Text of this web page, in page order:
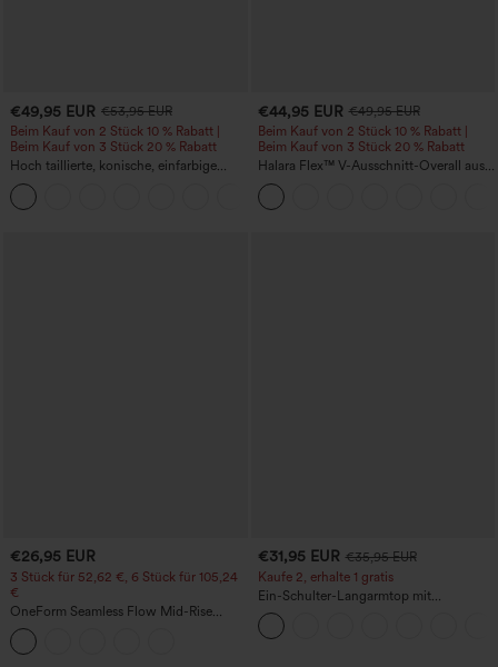
€49,95 EUR €53,95 EUR
Beim Kauf von 2 Stück 10 % Rabatt |
Beim Kauf von 3 Stück 20 % Rabatt
Hoch taillierte, konische, einfarbige
Anzughose mit Seitentaschen
€44,95 EUR €49,95 EUR
Beim Kauf von 2 Stück 10 % Rabatt |
Beim Kauf von 3 Stück 20 % Rabatt
Halara Flex™ V-Ausschnitt-Overall aus
gewaschenem Denim mit Taschen –
lässig
€26,95 EUR
3 Stück für 52,62 €, 6 Stück für 105,24
€
OneForm Seamless Flow Mid-Rise
Yoga-Leggings - mittelhoher Bund,
bauchformend und mit Po-Lifting-
Effekt
€31,95 EUR €35,95 EUR
Kaufe 2, erhalte 1 gratis
Ein-Schulter-Langarmtop mit
Daumenloch, geschwungener Saum
(High-Low), schnell trocknend – Yoga-
Sporttop mit integriertem BH